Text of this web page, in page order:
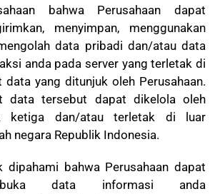
bahwa Perusahaan dapat
menyimpan, menggunakan
data pribadi dan/atau data
anda pada server yang terletak di
data yang ditunjuk oleh Perusahaan.
data tersebut dapat dikelola oleh
ketiga dan/atau terletak di luar
negara Republik Indonesia.
dipahami bahwa Perusahaan dapat
data informasi anda